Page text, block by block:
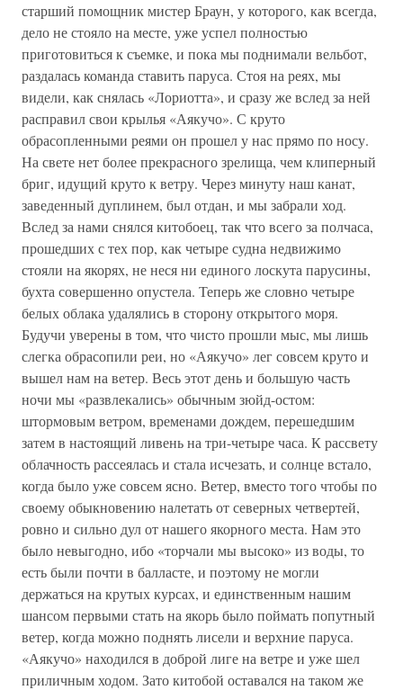
старший помощник мистер Браун, у которого, как всегда,
дело не стояло на месте, уже успел полностью
приготовиться к съемке, и пока мы поднимали вельбот,
раздалась команда ставить паруса. Стоя на реях, мы
видели, как снялась «Лориотта», и сразу же вслед за ней
расправил свои крылья «Аякучо». С круто
обрасопленными реями он прошел у нас прямо по носу.
На свете нет более прекрасного зрелища, чем клиперный
бриг, идущий круто к ветру. Через минуту наш канат,
заведенный дуплинем, был отдан, и мы забрали ход.
Вслед за нами снялся китобоец, так что всего за полчаса,
прошедших с тех пор, как четыре судна недвижимо
стояли на якорях, не неся ни единого лоскута парусины,
бухта совершенно опустела. Теперь же словно четыре
белых облака удалялись в сторону открытого моря.
Будучи уверены в том, что чисто прошли мыс, мы лишь
слегка обрасопили реи, но «Аякучо» лег совсем круто и
вышел нам на ветер. Весь этот день и большую часть
ночи мы «развлекались» обычным зюйд-остом:
штормовым ветром, временами дождем, перешедшим
затем в настоящий ливень на три-четыре часа. К рассвету
облачность рассеялась и стала исчезать, и солнце встало,
когда было уже совсем ясно. Ветер, вместо того чтобы по
своему обыкновению налетать от северных четвертей,
ровно и сильно дул от нашего якорного места. Нам это
было невыгодно, ибо «торчали мы высоко» из воды, то
есть были почти в балласте, и поэтому не могли
держаться на крутых курсах, и единственным нашим
шансом первыми стать на якорь было поймать попутный
ветер, когда можно поднять лисели и верхние паруса.
«Аякучо» находился в доброй лиге на ветре и уже шел
приличным ходом. Зато китобой оставался на таком же